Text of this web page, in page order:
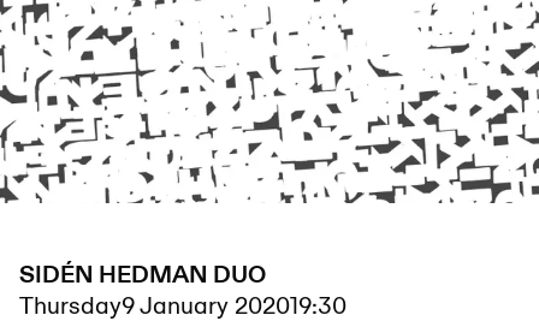
SIDÉN HEDMAN DUO
Thursday9 January 202019:30